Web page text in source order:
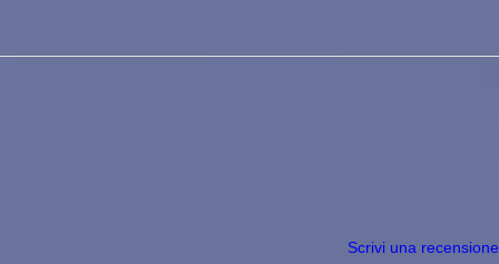
Scrivi una recensione